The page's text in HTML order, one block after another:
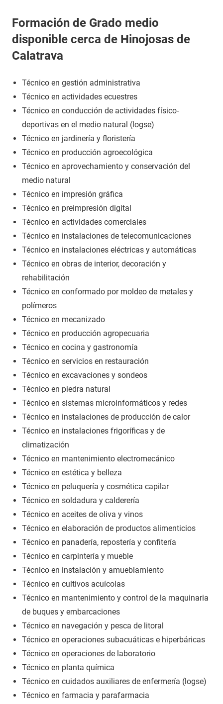
Formación de Grado medio
disponible cerca de Hinojosas de
Calatrava
Técnico en gestión administrativa
Técnico en actividades ecuestres
Técnico en conducción de actividades físico-
deportivas en el medio natural (logse)
Técnico en jardinería y floristería
Técnico en producción agroecológica
Técnico en aprovechamiento y conservación del
medio natural
Técnico en impresión gráfica
Técnico en preimpresión digital
Técnico en actividades comerciales
Técnico en instalaciones de telecomunicaciones
Técnico en instalaciones eléctricas y automáticas
Técnico en obras de interior, decoración y
rehabilitación
Técnico en conformado por moldeo de metales y
polímeros
Técnico en mecanizado
Técnico en producción agropecuaria
Técnico en cocina y gastronomía
Técnico en servicios en restauración
Técnico en excavaciones y sondeos
Técnico en piedra natural
Técnico en sistemas microinformáticos y redes
Técnico en instalaciones de producción de calor
Técnico en instalaciones frigoríficas y de
climatización
Técnico en mantenimiento electromecánico
Técnico en estética y belleza
Técnico en peluquería y cosmética capilar
Técnico en soldadura y calderería
Técnico en aceites de oliva y vinos
Técnico en elaboración de productos alimenticios
Técnico en panadería, repostería y confitería
Técnico en carpintería y mueble
Técnico en instalación y amueblamiento
Técnico en cultivos acuícolas
Técnico en mantenimiento y control de la maquinaria
de buques y embarcaciones
Técnico en navegación y pesca de litoral
Técnico en operaciones subacuáticas e hiperbáricas
Técnico en operaciones de laboratorio
Técnico en planta química
Técnico en cuidados auxiliares de enfermería (logse)
Técnico en farmacia y parafarmacia